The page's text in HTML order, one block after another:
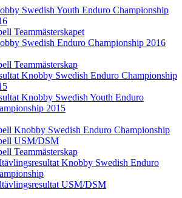
Swedish Youth Enduro Championship
Teammästerskapet
Swedish Enduro Championship 2016
Teammästerskap
Knobby Swedish Enduro Championship
Knobby Swedish Youth Enduro
2015
Knobby Swedish Enduro Championship
USM/DSM
Teammästerskap
Knobby Swedish Enduro
USM/DSM